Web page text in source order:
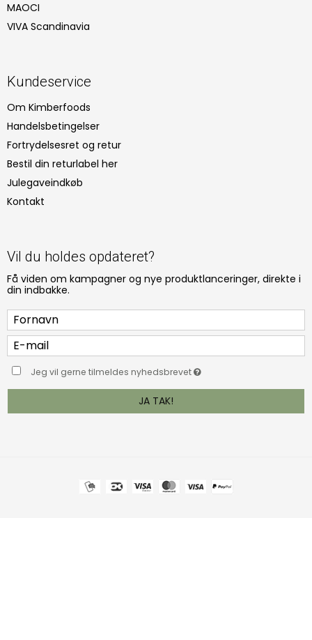
MAOCI
VIVA Scandinavia
Kundeservice
Om Kimberfoods
Handelsbetingelser
Fortrydelsesret og retur
Bestil din returlabel her
Julegaveindkøb
Kontakt
Vil du holdes opdateret?
Få viden om kampagner og nye produktlanceringer, direkte i
din indbakke.
Jeg vil gerne tilmeldes nyhedsbrevet
JA TAK!